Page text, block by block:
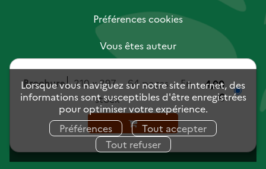
Lorsque vous naviguez sur notre site internet, des
informations sont susceptibles d'être enregistrées
pour optimiser votre expérience.
Préférences
Tout accepter
Tout refuser
Brochure 210 x 297 64 pages
En
stock
4,00
€
Préférences cookies
Vous êtes auteur
Vous êtes libraire
Vous êtes journaliste
Mentions légales
Charte des données personnelles
Conditions générales de vente